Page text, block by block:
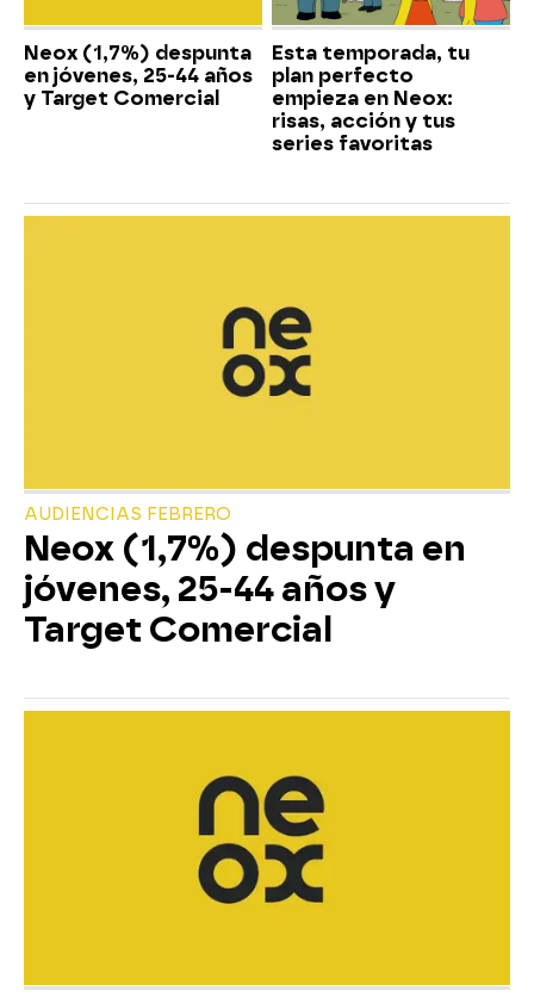
Neox (1,7%) despunta
en jóvenes, 25-44 años
y Target Comercial
Esta temporada, tu
plan perfecto
empieza en Neox:
risas, acción y tus
series favoritas
AUDIENCIAS FEBRERO
Neox (1,7%) despunta en
jóvenes, 25-44 años y
Target Comercial